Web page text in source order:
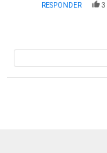
RESPONDER 3